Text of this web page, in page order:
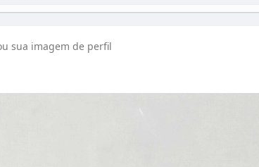
sua imagem de perfil